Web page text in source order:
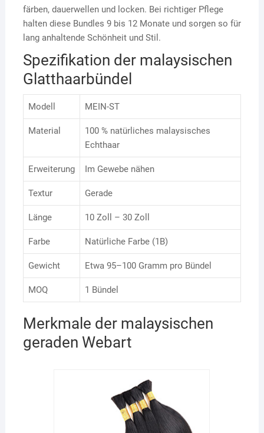
färben, dauerwellen und locken. Bei richtiger Pflege
halten diese Bundles 9 bis 12 Monate und sorgen so für
lang anhaltende Schönheit und Stil.
Spezifikation der malaysischen
Glatthaarbündel
Modell MEIN-ST
Material
100 % natürliches malaysisches
Echthaar
Erweiterung Im Gewebe nähen
Textur Gerade
Länge 10 Zoll – 30 Zoll
Farbe Natürliche Farbe (1B)
Gewicht Etwa 95–100 Gramm pro Bündel
MOQ 1 Bündel
Merkmale der malaysischen
geraden Webart